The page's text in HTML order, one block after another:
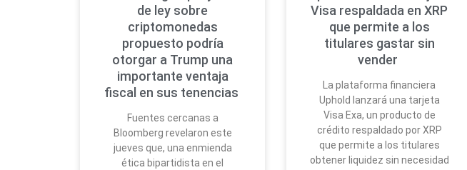
de ley sobre
criptomonedas
propuesto podría
otorgar a Trump una
importante ventaja
fiscal en sus tenencias
Fuentes cercanas a
Bloomberg revelaron este
jueves que, una enmienda
ética bipartidista en el
Visa respaldada en XRP
que permite a los
titulares gastar sin
vender
La plataforma financiera
Uphold lanzará una tarjeta
Visa Exa, un producto de
crédito respaldado por XRP
que permite a los titulares
obtener liquidez sin necesidad